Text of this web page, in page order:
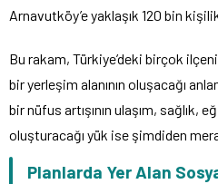
Arnavutköy’e yaklaşık 120 bin
Bu rakam, Türkiye’deki birçok
bir yerleşim alanının oluşacağı
bir nüfus artışının ulaşım, sağlık,
oluşturacağı yük ise şimdiden
Planlarda Yer Alan